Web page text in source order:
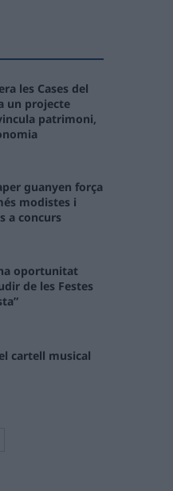
les Cases del
un projecte
patrimoni,
guanyen força
modistes i
a concurs
oportunitat
de les Festes
cartell musical